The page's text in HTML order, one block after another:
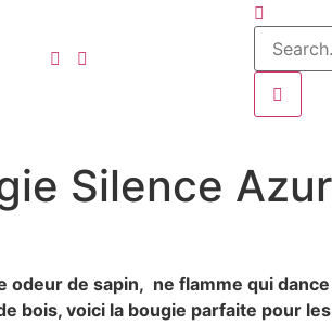
Silence
odeur de sapin, ne flamme qui
bois, voici la bougie parfaite pour